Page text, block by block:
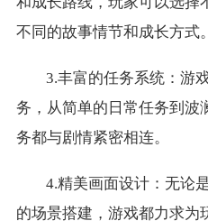
不同的故事情节和成长方式。
3.丰富的任务系统：游
务，从简单的日常任务到波
务都与剧情紧密相连。
4.精美画面设计：无论
的场景搭建，游戏都力求为